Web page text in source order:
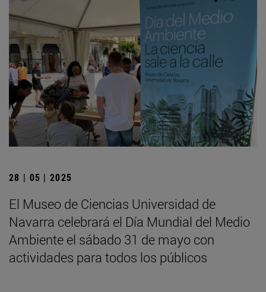
28 | 05 | 2025
El Museo de Ciencias Universidad de
Navarra celebrará el Día Mundial del Medio
Ambiente el sábado 31 de mayo con
actividades para todos los públicos